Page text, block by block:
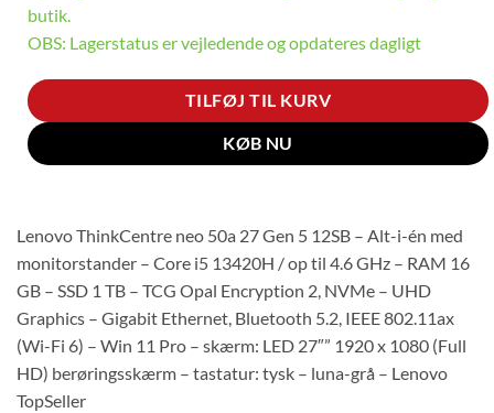
butik.
OBS: Lagerstatus er vejledende og opdateres dagligt
TILFØJ TIL KURV
KØB NU
Lenovo ThinkCentre neo 50a 27 Gen 5 12SB – Alt-i-én med
monitorstander – Core i5 13420H / op til 4.6 GHz – RAM 16
GB – SSD 1 TB – TCG Opal Encryption 2, NVMe – UHD
Graphics – Gigabit Ethernet, Bluetooth 5.2, IEEE 802.11ax
(Wi-Fi 6) – Win 11 Pro – skærm: LED 27″” 1920 x 1080 (Full
HD) berøringsskærm – tastatur: tysk – luna-grå – Lenovo
TopSeller